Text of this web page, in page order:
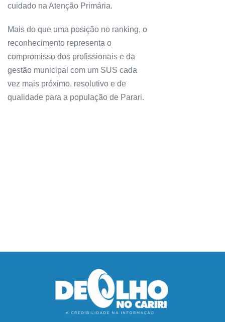
cuidado na Atenção Primária.
Mais do que uma posição no ranking, o
reconhecimento representa o
compromisso dos profissionais e da
gestão municipal com um SUS cada
vez mais próximo, resolutivo e de
qualidade para a população de Parari.